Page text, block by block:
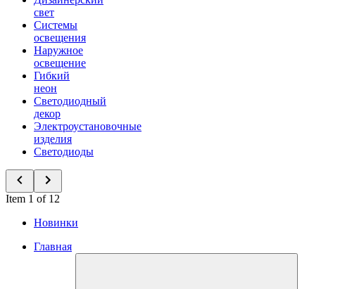
свет
Системы
освещения
Наружное
освещение
Гибкий
неон
Светодиодный
декор
Электроустановочные
изделия
Светодиоды
Item 1 of 12
Новинки
Главная